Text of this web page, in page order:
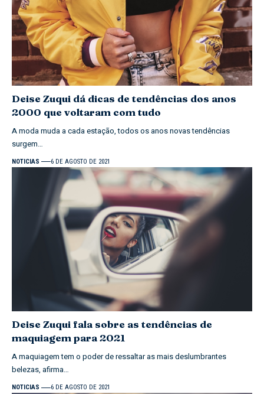
Deise Zuqui dá dicas de tendências dos anos
2000 que voltaram com tudo
A moda muda a cada estação, todos os anos novas tendências
surgem…
NOTICIAS 6 DE AGOSTO DE 2021
Deise Zuqui fala sobre as tendências de
maquiagem para 2021
A maquiagem tem o poder de ressaltar as mais deslumbrantes
belezas, afirma…
NOTICIAS 6 DE AGOSTO DE 2021